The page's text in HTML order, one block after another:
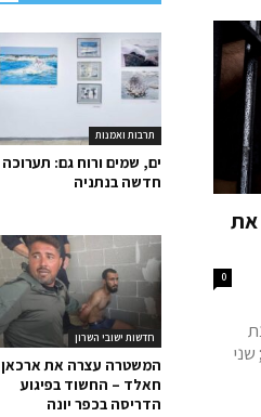
את
0
שני
תרבות ואמנות
ים, שמים ורוח גם: תערוכה
חדשה בנתניה
חדשות ישובי השרון
המשטרה עצרה את ארכאן
חאלד – החשוד בפיגוע
הדריסה בכפר יונה